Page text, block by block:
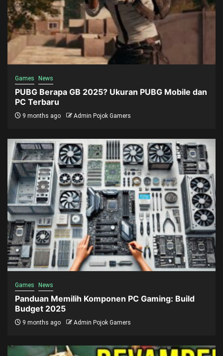
Games News
PUBG Berapa GB 2025? Ukuran PUBG Mobile dan
PC Terbaru
9 months ago Admin Pojok Gamers
Games News
Panduan Memilih Komponen PC Gaming: Build
Budget 2025
9 months ago Admin Pojok Gamers